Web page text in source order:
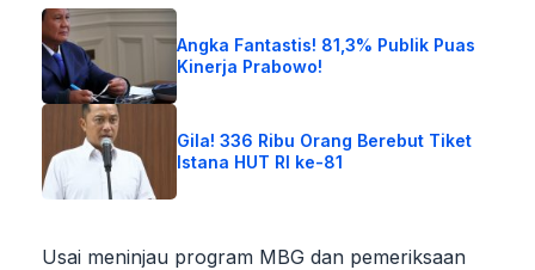
Angka Fantastis! 81,3% Publik Puas
Kinerja Prabowo!
Gila! 336 Ribu Orang Berebut Tiket
Istana HUT RI ke-81
Usai meninjau program MBG dan pemeriksaan